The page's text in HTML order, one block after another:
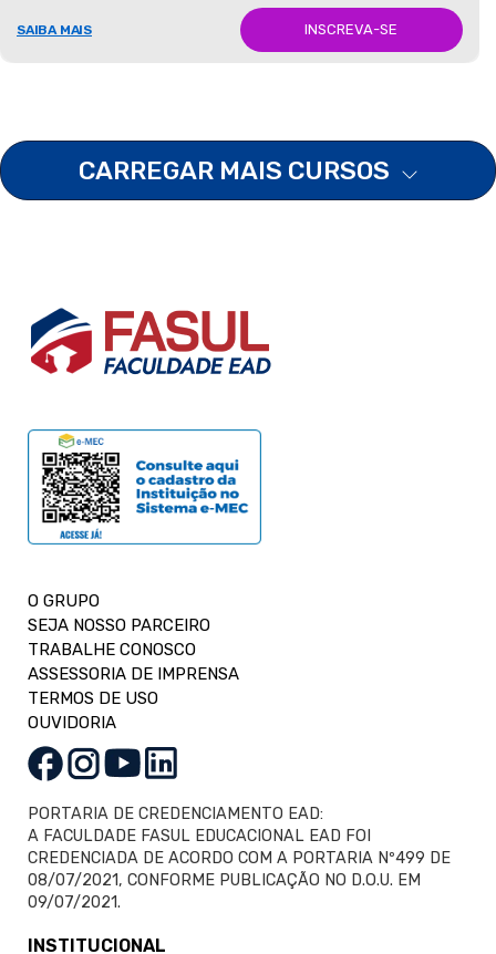
SAIBA MAIS INSCREVA-SE
CARREGAR MAIS CURSOS
O GRUPO
SEJA NOSSO PARCEIRO
TRABALHE CONOSCO
ASSESSORIA DE IMPRENSA
TERMOS DE USO
OUVIDORIA
PORTARIA DE CREDENCIAMENTO EAD:
A FACULDADE FASUL EDUCACIONAL EAD FOI
CREDENCIADA DE ACORDO COM A PORTARIA Nº499 DE
08/07/2021, CONFORME PUBLICAÇÃO NO D.O.U. EM
09/07/2021.
INSTITUCIONAL